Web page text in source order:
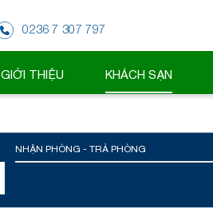
0236 7 307 797
GIỚI THIỆU KHÁCH SẠN
NHẬN PHÒNG - TRẢ PHÒNG